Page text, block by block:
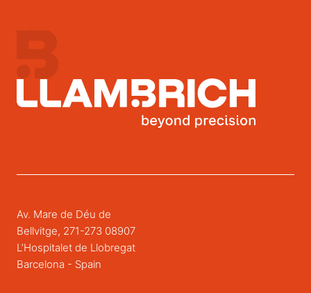
Av. Mare de Déu de
Bellvitge, 271-273 08907
L’Hospitalet de Llobregat
Barcelona - Spain